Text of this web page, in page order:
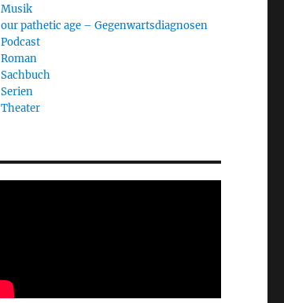
Musik
our pathetic age – Gegenwartsdiagnosen
Podcast
Roman
Sachbuch
Serien
Theater